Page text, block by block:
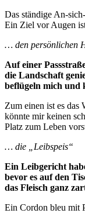
Das ständige An-
Ein Ziel vor Augen
… den persönlichen
Auf einer
die Landschaft
beflügeln mich und
Zum einen ist es das
könnte mir keinen
Platz zum Leben
… die „Leibspeis“
Ein Leibgericht
bevor es auf den
das Fleisch ganz
Ein Cordon bleu mit